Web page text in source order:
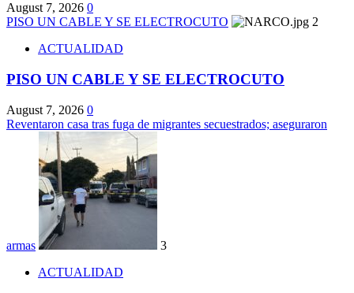
August 7, 2026 0
PISO UN CABLE Y SE ELECTROCUTO
2
ACTUALIDAD
PISO UN CABLE Y SE ELECTROCUTO
August 7, 2026 0
Reventaron casa tras fuga de migrantes secuestrados; aseguraron
armas
3
ACTUALIDAD